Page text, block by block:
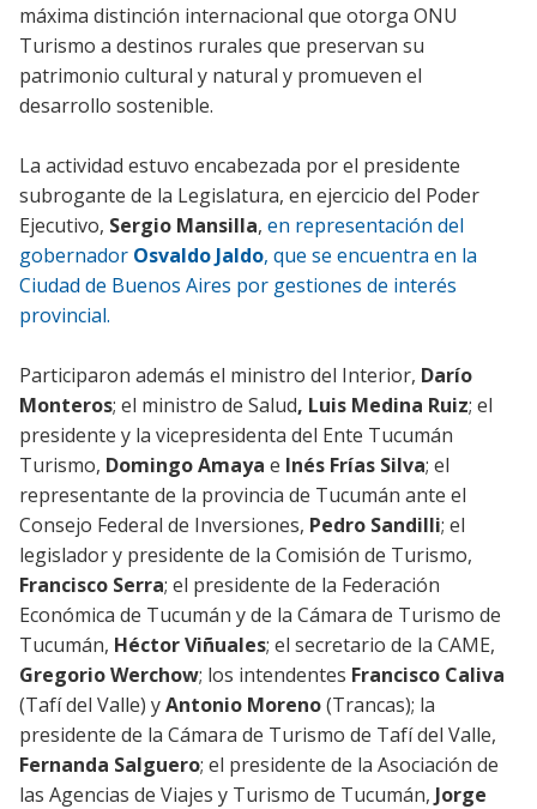
máxima distinción internacional que otorga ONU
Turismo a destinos rurales que preservan su
patrimonio cultural y natural y promueven el
desarrollo sostenible.
La actividad estuvo encabezada por el presidente
subrogante de la Legislatura, en ejercicio del Poder
Ejecutivo, Sergio Mansilla, en representación del
gobernador Osvaldo Jaldo, que se encuentra en la
Ciudad de Buenos Aires por gestiones de interés
provincial.
Participaron además el ministro del Interior, Darío
Monteros; el ministro de Salud, Luis Medina Ruiz; el
presidente y la vicepresidenta del Ente Tucumán
Turismo, Domingo Amaya e Inés Frías Silva; el
representante de la provincia de Tucumán ante el
Consejo Federal de Inversiones, Pedro Sandilli; el
legislador y presidente de la Comisión de Turismo,
Francisco Serra; el presidente de la Federación
Económica de Tucumán y de la Cámara de Turismo de
Tucumán, Héctor Viñuales; el secretario de la CAME,
Gregorio Werchow; los intendentes Francisco Caliva
(Tafí del Valle) yAntonio Moreno(Trancas); la
presidente de la Cámara de Turismo de Tafí del Valle,
Fernanda Salguero; el presidente de la Asociación de
las Agencias de Viajes y Turismo de Tucumán, Jorge